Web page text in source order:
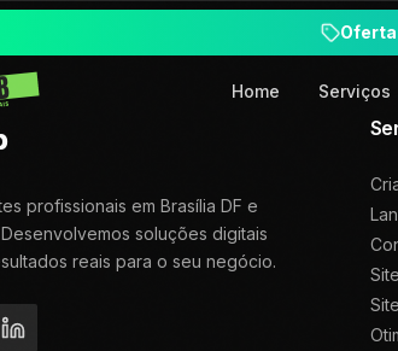
Home Serviços
profissionais em Brasília DF e
soluções digitais
reais para o seu negócio.